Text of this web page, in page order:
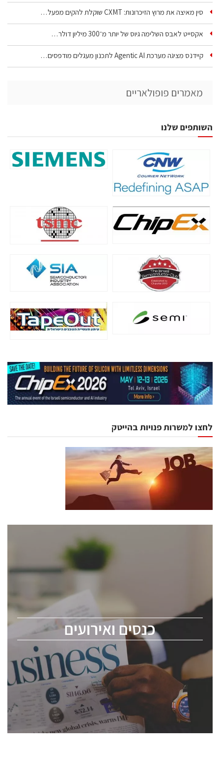
סין מאיצה את מרוץ הזיכרונות: CXMT שוקלת להקים מפעל…
אקסייט לאבס השלימה גיוס של יותר מ־300 מיליון דולר…
קיידנס מציגה מערכת Agentic AI לתכנון מעגלים מודפסים…
מאמרים פופולאריים
השותפים שלנו
לחצו למשרות פנויות בהייטק
כנסים ואירועים
כנסים ואירועים
לכל העוסקים בתעשיית הסמיקונדקטור כולל מהנדסים,
מומחים מקצועיים ובכירים.
ChipEx2026 will be held on May 12-13, 2026. The
conference is intended for everyone involved in the
semiconductor industry, including engineers,
professional experts, and senior executives.
לחץ לפרטים